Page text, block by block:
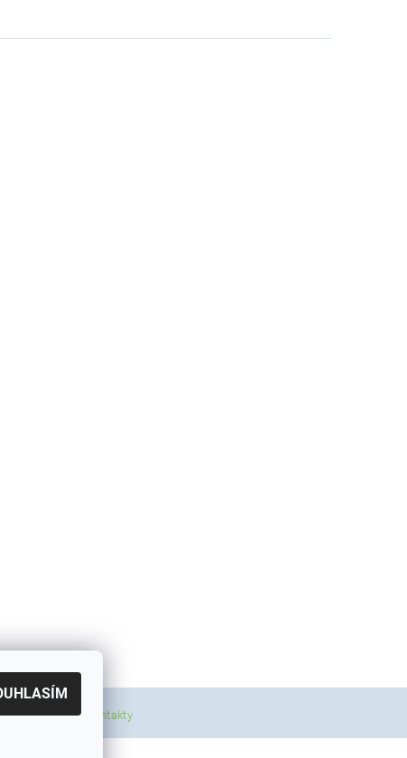
a poštovné | Kontakty